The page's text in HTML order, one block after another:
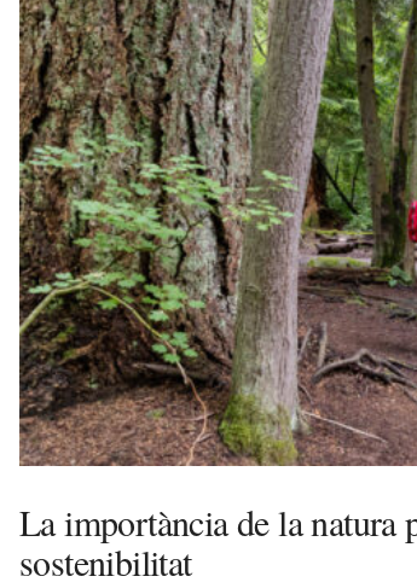
La importància de la natura
sostenibilitat